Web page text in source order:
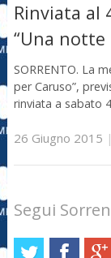
Rinviata al
“Una notte
SORRENTO. La
per Caruso”,
rinviata a sabato
26 Giugno 2015 |
Segui